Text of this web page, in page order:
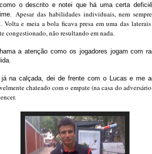
o descrito e notei que há uma certa
Apesar das habilidades individuais, nem
Volta e meia a bola ficava presa em uma das
congestionado, não resultando em nada.
a atenção como os jogadores jogam com
na calçada, dei de frente com o Lucas e me
chateado com o empate (na casa do